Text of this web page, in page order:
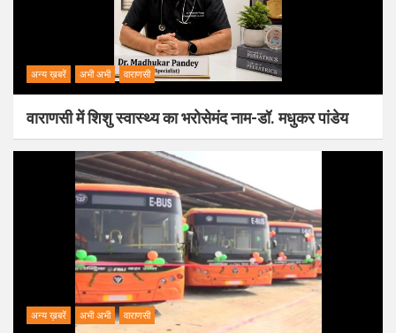
अन्य ख़बरें अभी अभी वाराणसी
वाराणसी में शिशु स्वास्थ्य का भरोसेमंद नाम-डॉ. मधुकर पांडेय
अन्य ख़बरें अभी अभी वाराणसी